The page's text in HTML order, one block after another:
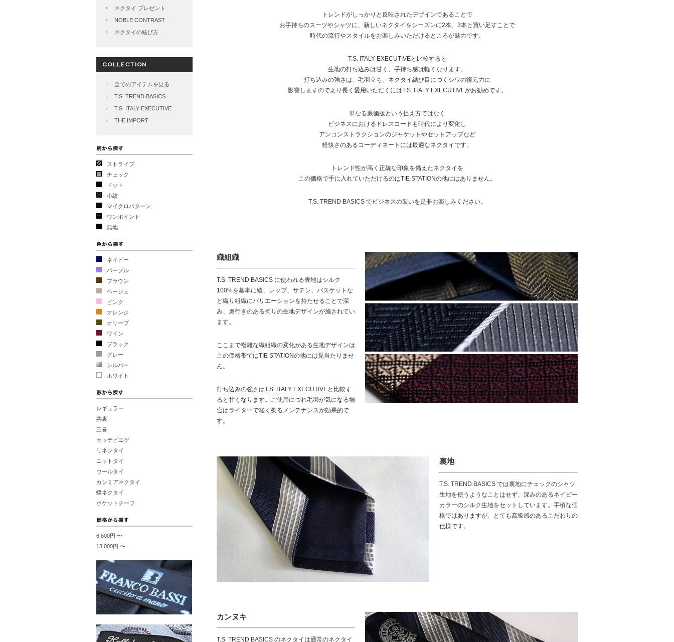
ネクタイ プレゼント
NOBLE CONTRAST
ネクタイの結び方
全てのアイテムを見る
T.S. TREND BASICS
T.S. ITALY EXECUTIVE
THE IMPORT
ストライプ
チェック
ドット
小紋
マイクロパターン
ワンポイント
無地
ネイビー
パープル
ブラウン
ベージュ
ピンク
オレンジ
オリーブ
ワイン
ブラック
グレー
シルバー
ホワイト
レギュラー
共裏
三巻
セッテピエゲ
リネンタイ
ニットタイ
ウールタイ
カシミアネクタイ
蝶ネクタイ
ポケットチーフ
6,600円 〜
13,000円 〜
トレンドがしっかりと反映されたデザインであることで
お手持ちのスーツやシャツに、新しいネクタイをシーズンに2本、3本と買い足すことで
時代の流行やスタイルをお楽しみいただけるところが魅力です。
T.S. ITALY EXECUTIVEと比較すると
生地の打ち込みは甘く、手持ち感は軽くなります。
打ち込みの強さは、毛羽立ち、ネクタイ結び目につくシワの復元力に
影響しますのでより長く愛用いただくにはT.S. ITALY EXECUTIVEがお勧めです。
単なる廉価版という捉え方ではなく
ビジネスにおけるドレスコードも時代により変化し
アンコンストラクションのジャケットやセットアップなど
軽快さのあるコーディネートには最適なネクタイです。
トレンド性が高く正統な印象を備えたネクタイを
この価格で手に入れていただけるのはTIE STATIONの他にはありません。
T.S. TREND BASICS でビジネスの装いを是非お楽しみください。
織組織
T.S. TREND BASICS に使われる表地はシルク
100%を基本に綾、レップ、サテン、バスケットな
ど織り組織にバリエーションを持たせることで深
み、奥行きのある拘りの生地デザインが施されてい
ます。
ここまで複雑な織組織の変化がある生地デザインは
この価格帯ではTIE STATIONの他には見当たりませ
ん。
打ち込みの強さはT.S. ITALY EXECUTIVEと比較す
ると甘くなります。ご使用につれ毛羽が気になる場
合はライターで軽く炙るメンテナンスが効果的で
す。
裏地
T.S. TREND BASICS では裏地にチェックのシャツ
生地を使うようなことはせず、深みのあるネイビー
カラーのシルク生地をセットしています。手頃な価
格ではありますが、とても高級感のあるこだわりの
仕様です。
カンヌキ
T.S. TREND BASICS のネクタイは通常のネクタイ